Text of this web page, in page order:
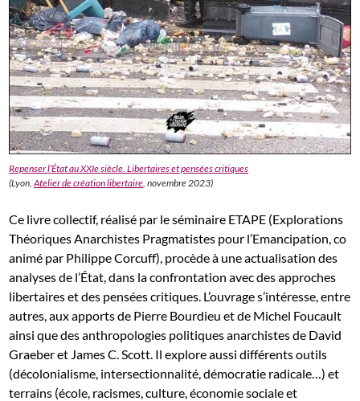
Repenser l’État au XXIe siècle. Libertaires et pensées critiques
(Lyon,Atelier de création libertaire , novembre 2023)
Ce livre collectif, réalisé par le séminaire ETAPE (Explorations
Théoriques Anarchistes Pragmatistes pour l’Emancipation, co
animé par Philippe Corcuff), procède à une actualisation des
analyses de l’État, dans la confrontation avec des approches
libertaires et des pensées critiques. L’ouvrage s’intéresse, entre
autres, aux apports de Pierre Bourdieu et de Michel Foucault
ainsi que des anthropologies politiques anarchistes de David
Graeber et James C. Scott. Il explore aussi différents outils
(décolonialisme, intersectionnalité, démocratie radicale…) et
terrains (école, racismes, culture, économie sociale et